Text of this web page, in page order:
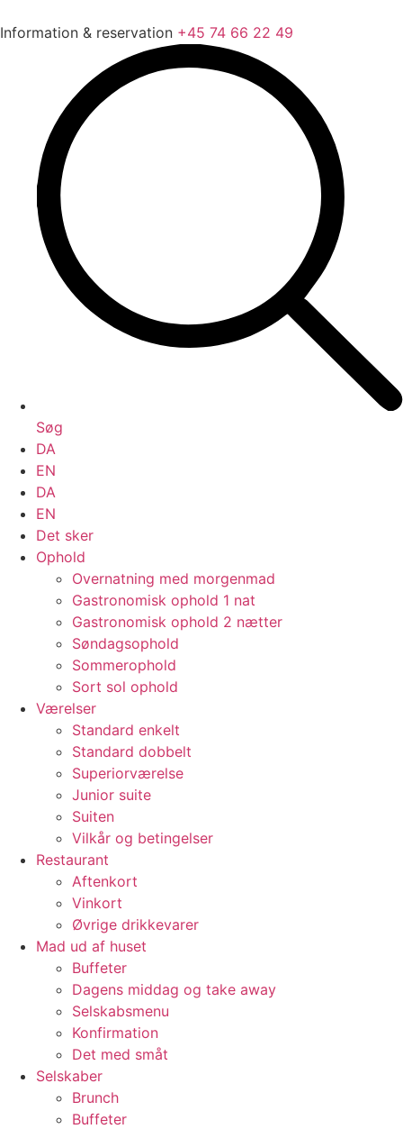
til
Information & reservation +45 74 66 22 49
Søg
DA
EN
DA
EN
Det sker
Ophold
Overnatning med morgenmad
Gastronomisk ophold 1 nat
Gastronomisk ophold 2 nætter
Søndagsophold
Sommerophold
Sort sol ophold
Værelser
Standard enkelt
Standard dobbelt
Superiorværelse
Junior suite
Suiten
Vilkår og betingelser
Restaurant
Aftenkort
Vinkort
Øvrige drikkevarer
Mad ud af huset
Buffeter
Dagens middag og take away
Selskabsmenu
Konfirmation
Det med småt
Selskaber
Brunch
Buffeter